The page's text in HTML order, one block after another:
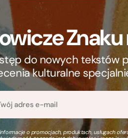
do nowych tekstów
kulturalne
o promocjach, produktach, usługach